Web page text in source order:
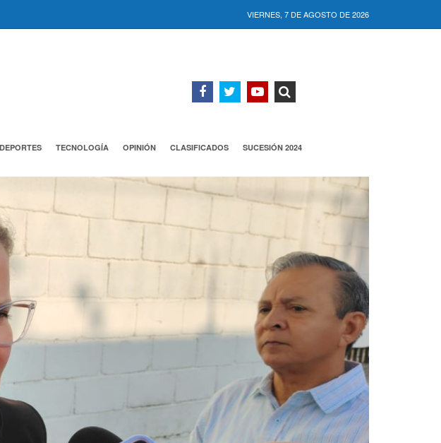
VIERNES, 7 DE AGOSTO DE 2026
DEPORTES TECNOLOGÍA OPINIÓN CLASIFICADOS SUCESIÓN 2024